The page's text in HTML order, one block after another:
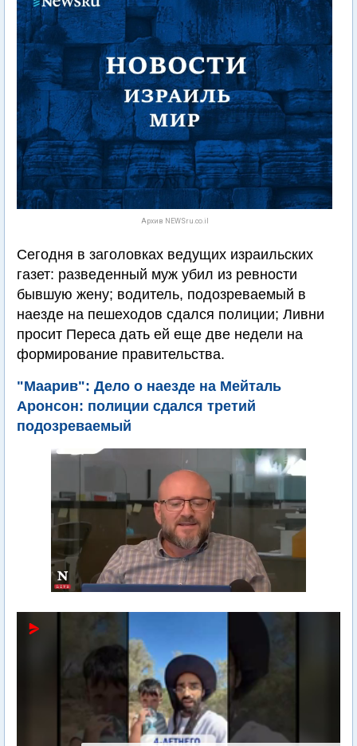
Архив NEWSru.co.il
Сегодня в заголовках ведущих израильских
газет: разведенный муж убил из ревности
бывшую жену; водитель, подозреваемый в
наезде на пешеходов сдался полиции; Ливни
просит Переса дать ей еще две недели на
формирование правительства.
"Маарив": Дело о наезде на Мейталь
Аронсон: полиции сдался третий
подозреваемый